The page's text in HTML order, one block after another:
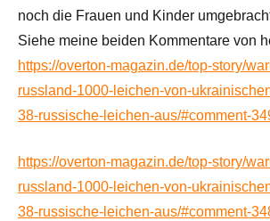
noch die Frauen und Kinder
Siehe meine beiden Kommentare von
https://overton-magazin.de/top-story/
russland-1000-leichen-von-
38-russische-leichen-aus/#comment-
https://overton-magazin.de/top-story/
russland-1000-leichen-von-
38-russische-leichen-aus/#comment-